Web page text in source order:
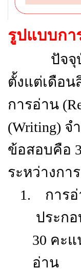
รูปแบบกา
ปัจจุบันก
ตั้งแต่เดือน
การอ่าน
(Writing) จ
ข้อสอบคือ
ระหว่างกา
1.
การ
ประกอ
30 คะ
อ่าน